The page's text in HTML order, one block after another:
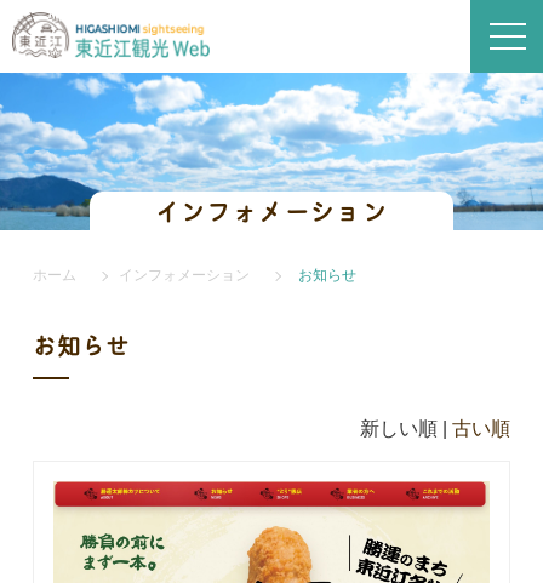
インフォメーション
ホーム インフォメーション お知らせ
お知らせ
新しい順 |古い順